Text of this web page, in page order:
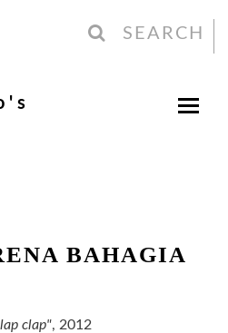
SEARCH
BAHAGIA
clap", 2012